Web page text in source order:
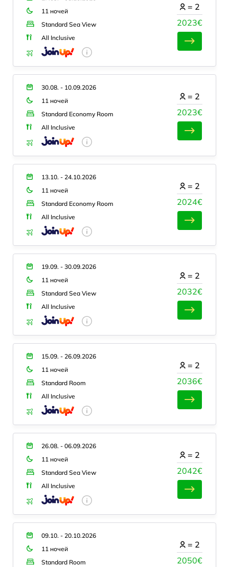
11 ночей
Standard Sea View
All Inclusive
2023€
= 2
30.08. - 10.09.2026
11 ночей
Standard Economy Room
All Inclusive
2023€
= 2
13.10. - 24.10.2026
11 ночей
Standard Economy Room
All Inclusive
2024€
= 2
19.09. - 30.09.2026
11 ночей
Standard Sea View
All Inclusive
2032€
= 2
15.09. - 26.09.2026
11 ночей
Standard Room
All Inclusive
2036€
= 2
26.08. - 06.09.2026
11 ночей
Standard Sea View
All Inclusive
2042€
= 2
09.10. - 20.10.2026
11 ночей
Standard Room
2050€
= 2